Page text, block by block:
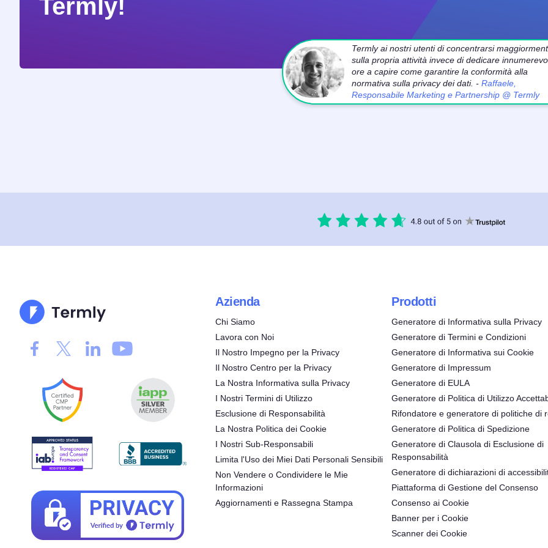
Termly!
Termly ai nostri utenti di concentrarsi
sulla propria attività invece di dedicare
ore a capire come garantire la conformità alla
normativa sulla privacy dei dati. - Raffaele,
Responsabile Marketing e Partnership @ Termly
Azienda
Chi Siamo
Lavora con Noi
Il Nostro Impegno per la Privacy
Il Nostro Centro per la Privacy
La Nostra Informativa sulla Privacy
I Nostri Termini di Utilizzo
Esclusione di Responsabilità
La Nostra Politica dei Cookie
I Nostri Sub-Responsabili
Limita l'Uso dei Miei Dati Personali Sensibili
Non Vendere o Condividere le Mie
Informazioni
Aggiornamenti e Rassegna Stampa
Prodotti
Generatore di Informativa sulla Privacy
Generatore di Termini e Condizioni
Generatore di Informativa sui Cookie
Generatore di Impressum
Generatore di EULA
Generatore di Politica di Utilizzo
Rifondatore e generatore di politiche di
Generatore di Politica di Spedizione
Generatore di Clausola di Esclusione di
Responsabilità
Generatore di dichiarazioni di
Piattaforma di Gestione del Consenso
Consenso ai Cookie
Banner per i Cookie
Scanner dei Cookie